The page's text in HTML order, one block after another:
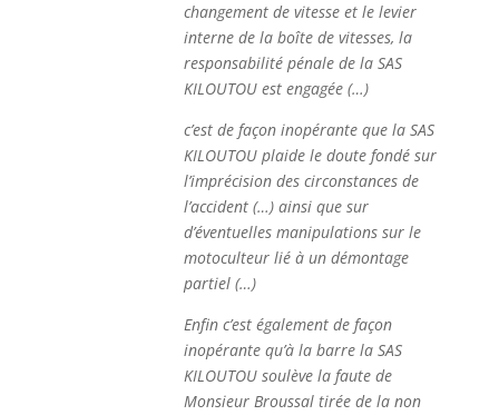
changement de vitesse et le levier
interne de la boîte de vitesses, la
responsabilité pénale de la SAS
KILOUTOU est engagée (…)
c’est de façon inopérante que la SAS
KILOUTOU plaide le doute fondé sur
l’imprécision des circonstances de
l’accident (…) ainsi que sur
d’éventuelles manipulations sur le
motoculteur lié à un démontage
partiel (…)
Enfin c’est également de façon
inopérante qu’à la barre la SAS
KILOUTOU soulève la faute de
Monsieur Broussal tirée de la non